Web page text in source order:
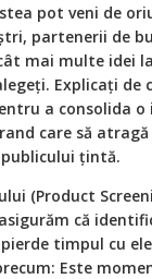
pot veni de
partenerii de
mai multe idei
Explicați de
a consolida
care să
țintă.
(Product
că
timpul cu
Este